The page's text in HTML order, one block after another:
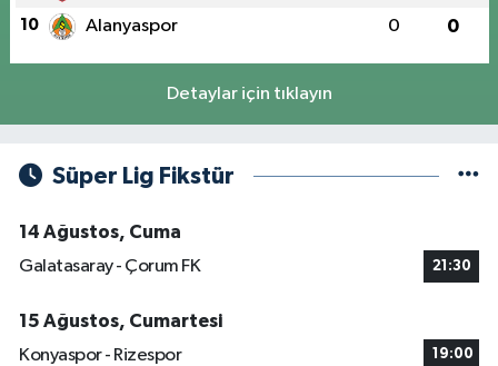
10 Alanyaspor 0 0
Detaylar için tıklayın
Süper Lig Fikstür
14 Ağustos, Cuma
Galatasaray - Çorum FK
21:30
15 Ağustos, Cumartesi
Konyaspor - Rizespor
19:00